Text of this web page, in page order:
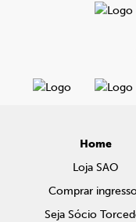
Home
Loja SAO
Comprar
Seja Sócio